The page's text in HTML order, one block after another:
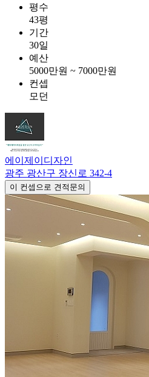
평수
43평
기간
30일
예산
5000만원 ~ 7000만원
컨셉
모던
에이제이디자인
광주 광산구 장신로 342-4
이 컨셉으로 견적문의